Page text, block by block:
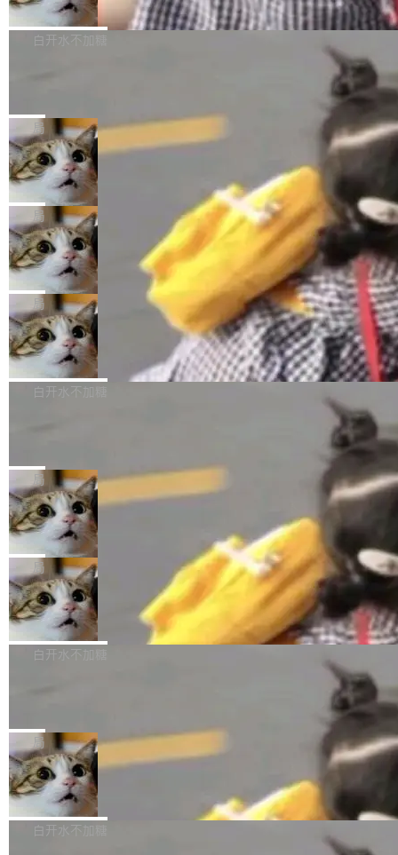
atePad Edge 升级至 HarmonyOS 6.1.0.135S
P9 patch03及以上版本。 *升级路径：设置 > 搜
来自中国开发者雷霄骅（Lei Xiaohua）。 对于
很多中国音视频开发者而言，这个名字并不陌
“启蒙老师”。 而今年，恰好是雷霄骅离世十周
年。FFmpeg 社区最终选择用一个大版本的名
字，留下了这份纪念。 雷霄骅曾是中国传媒大学
数字电视技术方向的博士生，长期从事视频、音
频技...
万元，超预算 860%
外媒近日曝光了亚马逊的多份内部报告显示，AI
导致公司在多个项目上超支。《金融时报》报道
编写程序，目标是完成电商平台作者信息与商品
列表的数据匹配 —— 一项常规的数据处理任
务，最终却产生了 180 万美元的账单，实际支出
超出原定预算 860%。 更令人意外的是，该项目
最终并未成功落地，而高额算力消耗持续运行长
达 5 个月，公司直到财务对账时才察觉异常。这
意味着一个无人看管的 AI 程序，在近半年时间
里日夜不停地"烧钱"。 复盘显示，...
白开水不加糖
e CEO Clément Delangue 在 CNBC 的采访里
没有拐弯抹角。他说中国正在赢得 AI 竞赛，而
且按目前的速度，中国 AI 工具预计在今年底或
2027 年就能追上美国前沿实验室的水平。 Dela
ngue 把原因归结为一件事：开放协作。中国的
AI 开发者在一个共享和协作的生态里加速迭代，
而美国模型厂商在"闭门造车"。他的原话是 "buil
ding in silos"——各自为战，互不通气。 这个判
断从他嘴里说出来分量不同。Hugging Face 是
全球最大的开源 AI 平台，上面跑着上百万个模
型。谁在开源赛道上领先，...
局
当 AI agent 把源码变成了最好的扩展系
统，开发者工具必须开源
五年前，David Crawshaw 问过很多软件工程师
一个问题：你写过什么给自己用的程序？答案几
乎都是没有。工程师们整天用别人写的程序写程
序给别人用。偶尔有人自己写个博客系统、智能
家居控制、家庭实验室，都算稀奇事。 Crawsh
aw 是 Shelley 的作者，一个开源 AI coding age
nt。他最近在博客上写了一篇文章，核心论点很
简单：开发者工具必须开源。 理由不是传统的自
由软件情怀，而是一个跟 AI agent 直接相关的
技术判断。 两行 prompt 就能个性化任何软件 C
局
DeepSeek Harness 宣布内测邀请，全
网最大规模开源 Agent 路演现场诞生
一条内测招募帖，发出去的时候大概没人想到它
会变成一场开源 Agent 生态的路演。 8月1日，
DeepSeek Harness 团队负责人崔添翼（tiany
i）在 X 上发帖： 「如果你是 Agent Harness 相
关开源项目的开发者，希望参加 DeepSeek Har
ness 的内测，可以回复或私信联系我。请附上
Harness 负责把能力落到真实环境中——调用工
具、读写文件、管理上下文、处理错误、完成闭
环。崔添翼招人的标...
局
商汤 SenseNova U1.5-Lite-Preview
开源
商汤科技宣布面向社区开源轻量级统一多模态模
型的预览版本 SenseNova U1.5-Lite-Preview。
理解、推理、生成与编辑，还仅以 8B-MoT 的轻
量大小，将能力推进到4K、更精细的真实质感、
更复杂的视觉控制和可持续迭代编辑。 相比 U
1，U1.5-Lite-Preview 在以下方向上带来了显著
提升： 原生支持4K图像生成； 更精细的局部纹
理、细节与真实世界质感； 更准确的中英文文字
生成与复杂版式组织； 更稳定的图...
白开水不加糖
nap。这次是 hwctl——一个用来检查 Ubuntu
硬件认证状态的命令行工具。 Canonical 工程师
Alan Griffiths 在邮件列表中说得很直白：「hwc
tl 是一个 Ubuntu 专有的包，它和它的依赖项都
是 Ubuntu 专有的，不会用在其他发行版上。」
所以 deb 版本的受众实际上为零。既然只有 Ub
untu 用户在用，那用 snap 打包就没什么可纠结
的。 从 deb 到 snap 的迁移路径 hwctl 是 rust-
hwlib 硬件 API 库的一部分，命令行工具负责查
局
Dario Amodei 担心新人来 Anthropic
只为金钱，不为使命
顶级 AI 研究员在两家公司之间来回跳，中间只
隔了几天。 Lilian Weng 上周刚宣布因健康原因
离开 Thinking Machines Lab，说自己作为联合
创始人的角色「太累了」。几天后，The Inform
ation 就曝出她将重回 OpenAI，负责递归自我
改进方向的研究。她是 Thinking Machines 过
一在人才争夺战中失血的公司。六月，Google
连失两员大将：Noam Shazeer 去了 Op...
局
FFmpeg 9.0 发布
FFmpeg 9.0 现已发布，包含多项改进。官方更
新日志列出的 9.0 版本主要更新内容如下： 扩
er HE-AAC 960 解码 (DAB+) transpose_cuda
filter 添加 AMF Frame Rate Converter (vf_frc
_amf) filter SMPTE 2094-50 元数据支持和直
通 ProRes RAW VideoToolbox 硬件加速器 AP
V ...
白开水不加糖
Code 在 X 上发帖：「DeepSeek Flash did 8T
tokens on August 1st. 5T of free usage + 3T
on OpenCode Go.」79.8 万次浏览，连带着 #
DeepSeek一天消耗了8万亿# 上了微博热搜——
注意这是 OpenCode 一家的消耗。 OpenCode
局
NetBSD 11.0 正式发布
NetBSD 11.0 现已正式发布，这是 NetBSD 操
作系统的第十八个主要版本。 自 NetBSD 10.1
白开水不加糖